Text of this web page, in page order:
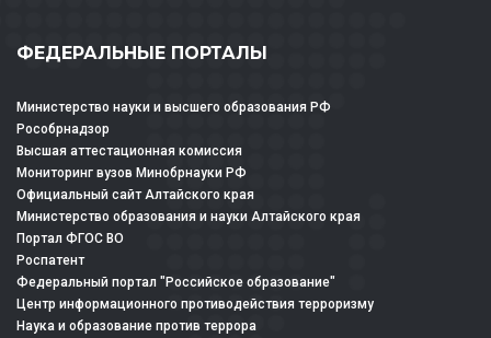
ФЕДЕРАЛЬНЫЕ ПОРТАЛЫ
Министерство науки и высшего образования РФ
Рособрнадзор
Высшая аттестационная комиссия
Мониторинг вузов Минобрнауки РФ
Официальный сайт Алтайского края
Министерство образования и науки Алтайского края
Портал ФГОС ВО
Роспатент
Федеральный портал "Российское образование"
Центр информационного противодействия терроризму
Наука и образование против террора